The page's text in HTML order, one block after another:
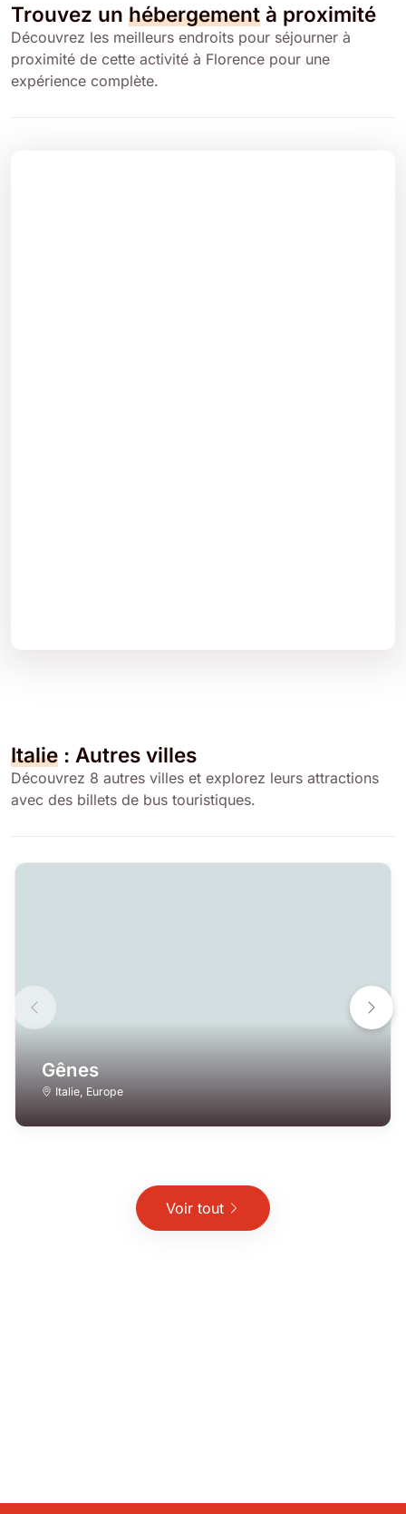
Trouvez un hébergement à proximité
Découvrez les meilleurs endroits pour séjourner à
proximité de cette activité à Florence pour une
expérience complète.
Italie : Autres villes
Découvrez 8 autres villes et explorez leurs attractions
avec des billets de bus touristiques.
Gênes
Italie, Europe
Voir tout